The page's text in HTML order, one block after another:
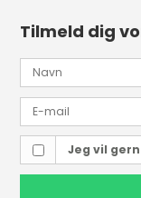
Tilmeld dig
Jeg vil